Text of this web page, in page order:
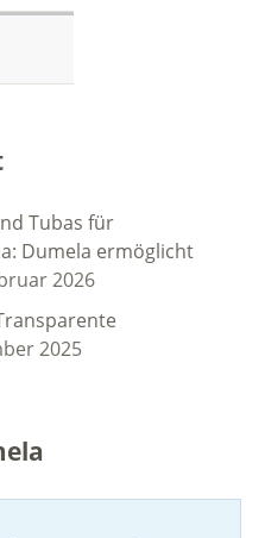
Tubas für
Dumela ermöglicht
2026
2025